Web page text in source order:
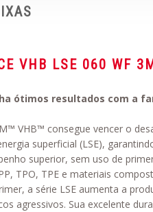
VHB LSE 060 WF 3M
ótimos resultados com a
VHB™ consegue vencer o
superficial (LSE),
superior, sem uso de
TPO, TPE e materiais
a série LSE aumenta a
agressivos. Sua excelente